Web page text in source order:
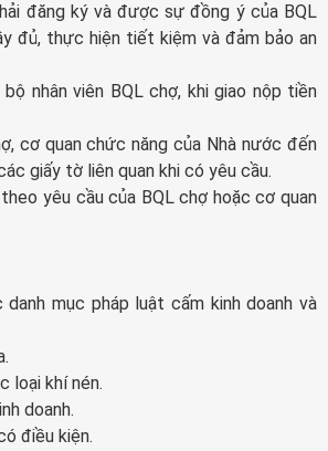
đăng ký và được sự đồng ý của BQL
đủ, thực hiện tiết kiệm và đảm bảo an
nhân viên BQL chợ, khi giao nộp tiền
cơ quan chức năng của Nhà nước đến
giấy tờ liên quan khi có yêu cầu.
yêu cầu của BQL chợ hoặc cơ quan
mục pháp luật cấm kinh doanh và
loại khí nén.
doanh.
điều kiện.